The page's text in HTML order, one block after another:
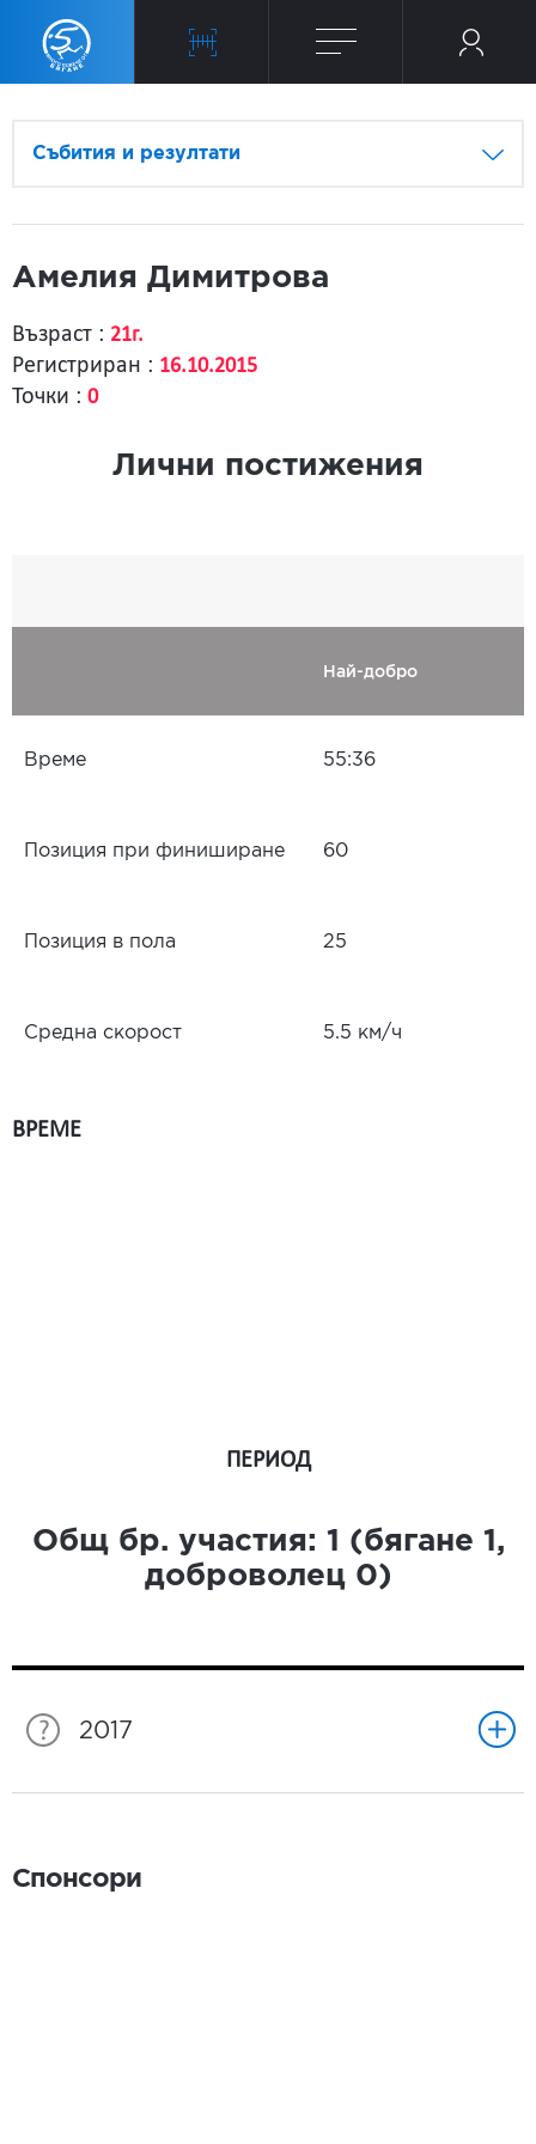
Събития и резултати
Амелия Димитрова
Възраст : 21г.
Регистриран : 16.10.2015
Точки : 0
Лични постижения
Най-добро
Време 55:36
Позиция при финиширане 60
Позиция в пола 25
Средна скорост 5.5 км/ч
ВРЕМЕ
ПЕРИОД
Общ бр. участия: 1 (бягане 1 ,
доброволец 0)
2017
Спонсори